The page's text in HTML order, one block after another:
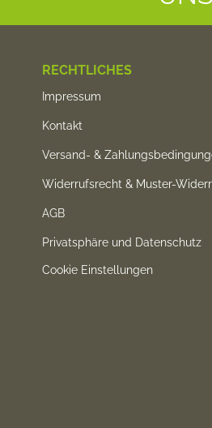
RECHTLICHES
Impressum
Kontakt
Versand- &
Widerrufsrecht & Muster-
AGB
Privatsphäre und Datenschutz
Cookie Einstellungen